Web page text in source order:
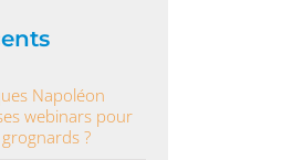
Napoléon
webinars pour
?